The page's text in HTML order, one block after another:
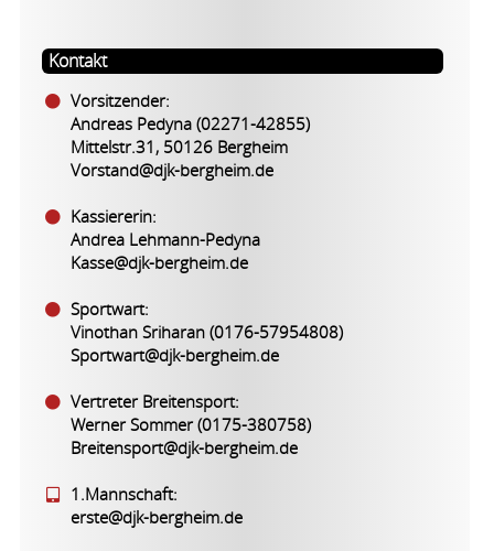
Kontakt
Vorsitzender:
Andreas Pedyna (02271-42855)
Mittelstr.31, 50126 Bergheim
Vorstand@djk-bergheim.de
Kassiererin:
Andrea Lehmann-Pedyna
Kasse@djk-bergheim.de
Sportwart:
Vinothan Sriharan (0176-57954808)
Sportwart@djk-bergheim.de
Vertreter Breitensport:
Werner Sommer (0175-380758)
Breitensport@djk-bergheim.de
1.Mannschaft:
erste@djk-bergheim.de